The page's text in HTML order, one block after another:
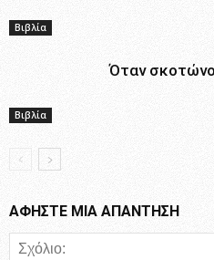
Βιβλία
Βιβλία
Όταν
ΑΦΗΣΤΕ ΜΙΑ ΑΠΑΝΤΗΣΗ